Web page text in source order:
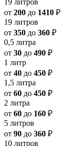
19 литров
от 200 до 1410 ₽
19 литров
от 350 до 360 ₽
0,5 литра
от 30 до 490 ₽
1 литр
от 40 до 450 ₽
1,5 литра
от 60 до 450 ₽
2 литра
от 60 до 160 ₽
5 литров
от 90 до 360 ₽
10 литров